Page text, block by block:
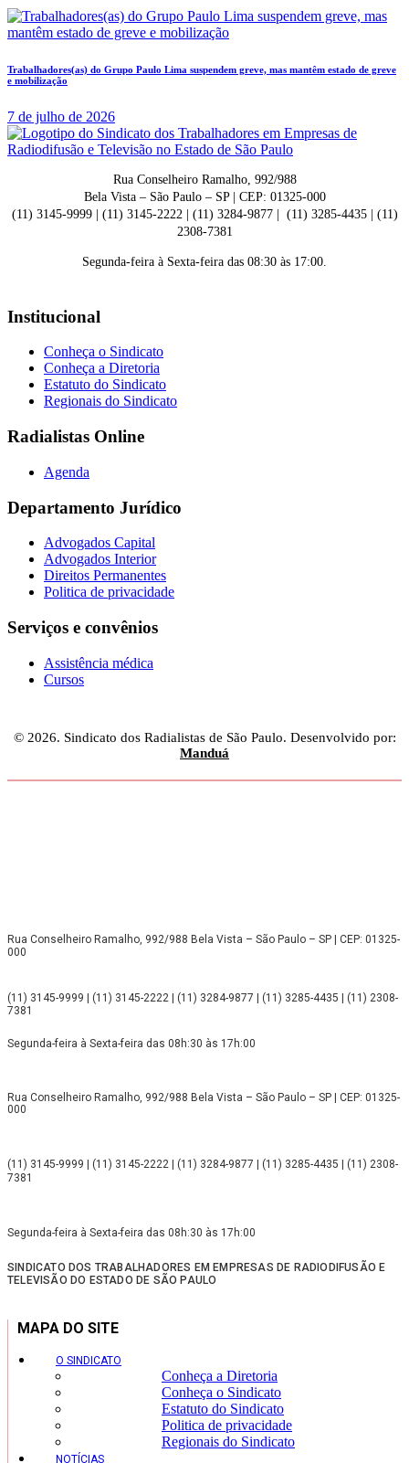
Trabalhadores(as) do Grupo Paulo Lima suspendem greve, mas mantêm estado de greve
e mobilização
7 de julho de 2026
Rua Conselheiro Ramalho, 992/988
Bela Vista – São Paulo – SP | CEP: 01325-000
(11) 3145-9999 | (11) 3145-2222 | (11) 3284-9877 | (11) 3285-4435 | (11)
2308-7381
Segunda-feira à Sexta-feira das 08:30 às 17:00.
Institucional
Conheça o Sindicato
Conheça a Diretoria
Estatuto do Sindicato
Regionais do Sindicato
Radialistas Online
Agenda
Departamento Jurídico
Advogados Capital
Advogados Interior
Direitos Permanentes
Politica de privacidade
Serviços e convênios
Assistência médica
Cursos
© 2026. Sindicato dos Radialistas de São Paulo. Desenvolvido por:
Manduá
Rua Conselheiro Ramalho, 992/988 Bela Vista – São Paulo – SP | CEP: 01325-
000
(11) 3145-9999 | (11) 3145-2222 | (11) 3284-9877 | (11) 3285-4435 | (11) 2308-
7381
Segunda-feira à Sexta-feira das 08h:30 às 17h:00
Rua Conselheiro Ramalho, 992/988 Bela Vista – São Paulo – SP | CEP: 01325-
000
(11) 3145-9999 | (11) 3145-2222 | (11) 3284-9877 | (11) 3285-4435 | (11) 2308-
7381
Segunda-feira à Sexta-feira das 08h:30 às 17h:00
SINDICATO DOS TRABALHADORES EM EMPRESAS DE RADIODIFUSÃO E
TELEVISÃO DO ESTADO DE SÃO PAULO
MAPA DO SITE
O SINDICATO
Conheça a Diretoria
Conheça o Sindicato
Estatuto do Sindicato
Politica de privacidade
Regionais do Sindicato
NOTÍCIAS